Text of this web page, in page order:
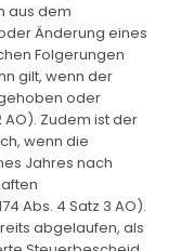
aus dem
Änderung eines
Folgerungen
gilt, wenn der
oder
AO). Zudem ist der
wenn die
Jahres nach
Abs. 4 Satz 3 AO).
abgelaufen, als